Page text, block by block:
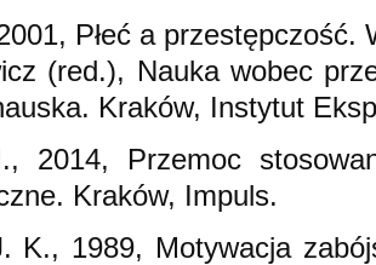
Płeć a
(red.), Nauka wobec
Kraków, Instytut
2014, Przemoc
Kraków, Impuls.
K., 1989, Motywacja